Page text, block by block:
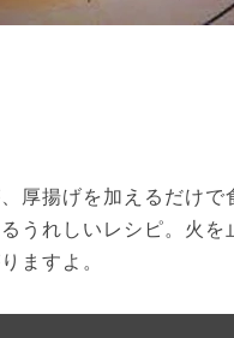
厚揚げを加えるだけで
うれしいレシピ。火
ますよ。